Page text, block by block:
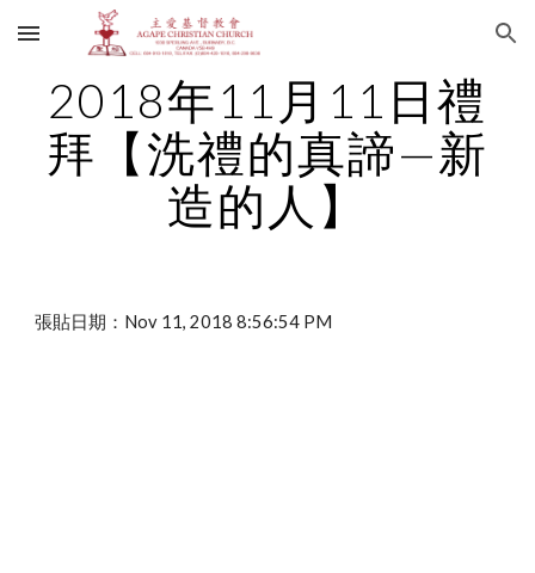
Skip to main content Skip to navigation
2018年11月11日禮
拜【洗禮的真諦—新
造的人】
張貼日期：Nov 11, 2018 8:56:54 PM